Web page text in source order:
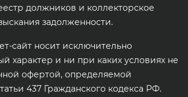
должников и коллекторское
задолженности.
сайт носит исключительно
характер и ни при каких условиях не
офертой, определяемой
437 Гражданского кодекса РФ.